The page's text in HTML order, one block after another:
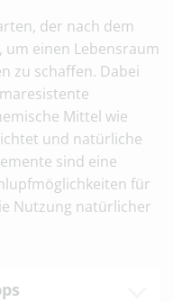
der nach dem
einen Lebensraum
zu schaffen. Dabei
Mittel wie
und natürliche
sind eine
für
Nutzung natürlicher